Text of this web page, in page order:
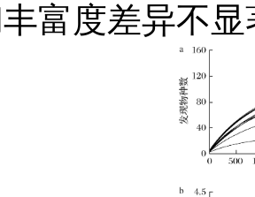
富度差异不显